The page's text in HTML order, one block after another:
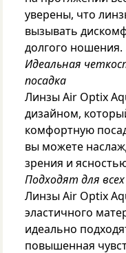
уверены, что
вызывать
долгого ношения.
Идеальная
посадка
Линзы Air Optix
дизайном,
комфортную
вы можете
зрения и
Подходят для всех
Линзы Air Optix
эластичного
идеально
повышенная